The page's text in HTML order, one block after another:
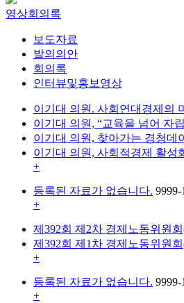
영상회의록
보도자료
발의의안
회의록
인터뷰및홍보영상
이기대 의원. 사회연대경제의
이기대 의원, “교육을 넘어 자
이기대 의원, 찾아가는 경청데
이기대 의원, 사회적경제 활성
+
등록된 자료가 없습니다. 9999-
+
제392회 제2차 경제노동위원
제392회 제1차 경제노동위원
+
등록된 자료가 없습니다. 9999-
+